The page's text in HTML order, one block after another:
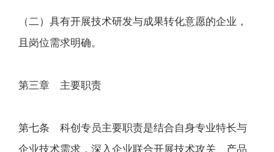
（二）具有开展技术研发与成果转化意愿的企业，
且岗位需求明确。
第三章 主要职责
第七条 科创专员主要职责是结合自身专业特长与
企业技术需求，深入企业联合开展技术攻关、产品